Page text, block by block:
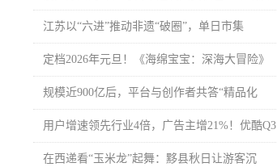
江苏以“六进”推动非遗“破圈”，单日市集
定档2026年元旦！《海绵宝宝：深海大冒险》
规模近900亿后，平台与创作者共答“精品化
用户增速领先行业4倍，广告主增21%！优酷Q3
在西递看“玉米龙”起舞：黟县秋日让游客沉